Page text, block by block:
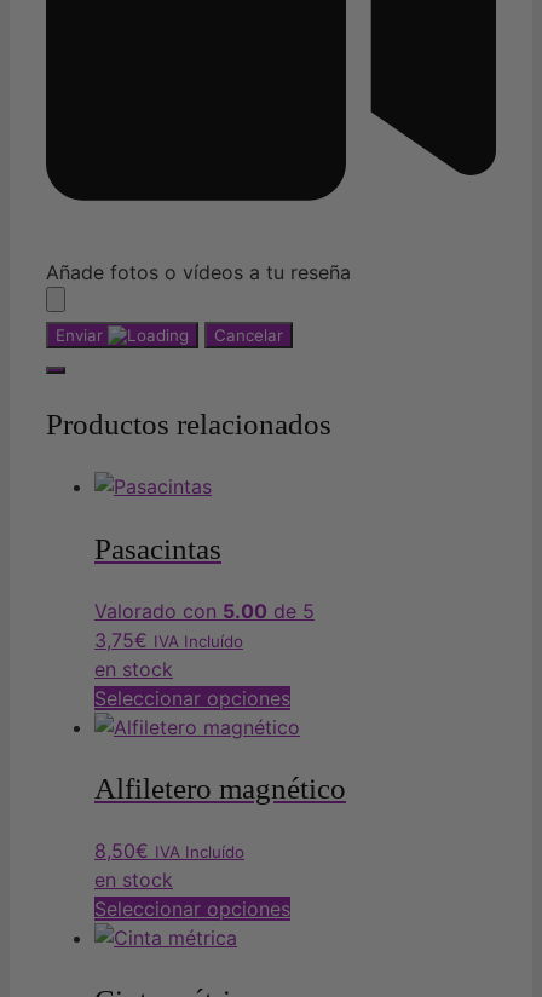
Añade fotos o vídeos a tu reseña
Enviar Cancelar
Productos relacionados
Pasacintas
Valorado con 5.00 de 5
3,75€ IVA Incluído
en stock
Seleccionar opcionesEste
producto
múltiples
se
pueden
Alfiletero magnético
8,50€ IVA Incluído
en stock
Seleccionar opcionesEste